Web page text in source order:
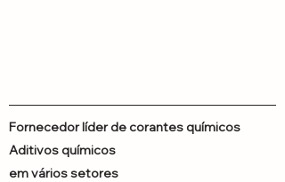
Fornecedor líder de corantes químicos
Aditivos químicos
em vários setores